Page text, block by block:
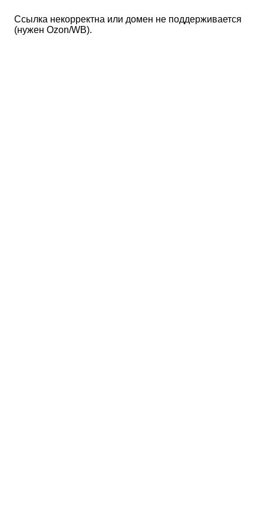
Ссылка некорректна или домен не поддерживается
(нужен Ozon/WB).